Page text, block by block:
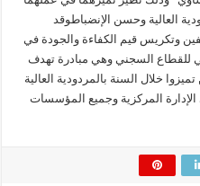
العالية وحسن الإنضباطوقد
وتكريس قيم الكفاءة والجودة في
للقطاع السجني وهي مبادرة تهدف
خلال السنة بالمردودية العالية
المركزية وجميع المؤسسات